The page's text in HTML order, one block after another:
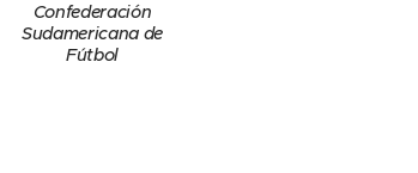
Confederación
Sudamericana de
Fútbol